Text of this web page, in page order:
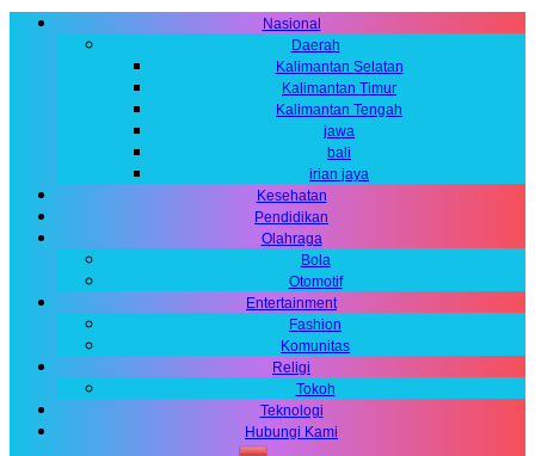
Nasional
Daerah
Kalimantan Selatan
Kalimantan Timur
Kalimantan Tengah
jawa
bali
irian jaya
Kesehatan
Pendidikan
Olahraga
Bola
Otomotif
Entertainment
Fashion
Komunitas
Religi
Tokoh
Teknologi
Hubungi Kami